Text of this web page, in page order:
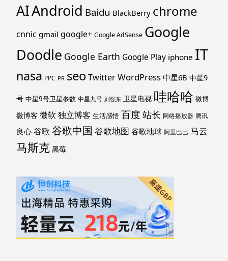
AIAndroid Baidu BlackBerry chrome
cnnic gmail google+ Google AdSense Google
Doodle Google Earth Google Play iphone IT
nasa PPC PR seoTwitterWordPress 中星6B 中星9
号 中星9号卫星参数 中星九号 刘强东 卫星电视 哇哈哈 微博
微博客 微软独立博客 生活感悟 百度 站长 网络播放器 腾讯
良心 谷歌 谷歌中国 谷歌地图 谷歌地球 阿里巴巴 马云
马斯克 黑莓